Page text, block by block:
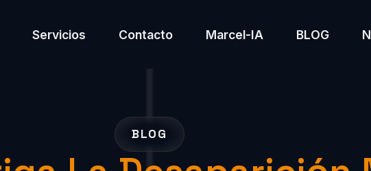
Servicios Contacto Marcel-IA BLOG
BLOG